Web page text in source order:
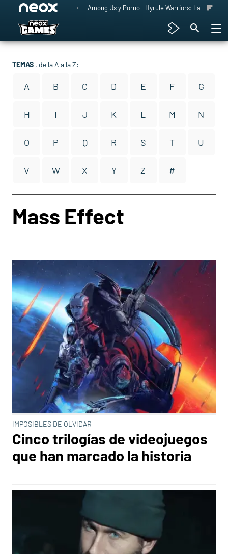
Among Us y Porno Hyrule Warriors: La Era del
TEMAS , de la A a la Z:
A B C D E F G
H I J K L M N
O P Q R S T U
V W X Y Z #
Mass Effect
IMPOSIBLES DE OLVIDAR
Cinco trilogías de videojuegos
que han marcado la historia